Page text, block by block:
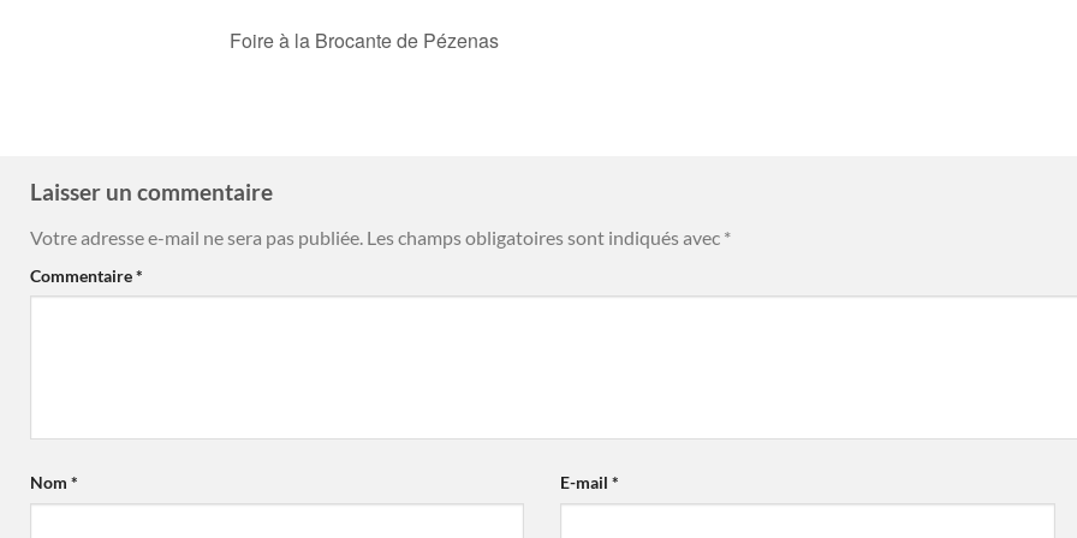
Foire à la Brocante de Pézenas
Laisser un commentaire
Votre adresse e-mail ne sera pas publiée. Les champs obligatoires sont indiqués avec *
Commentaire*
Nom * E-mail*